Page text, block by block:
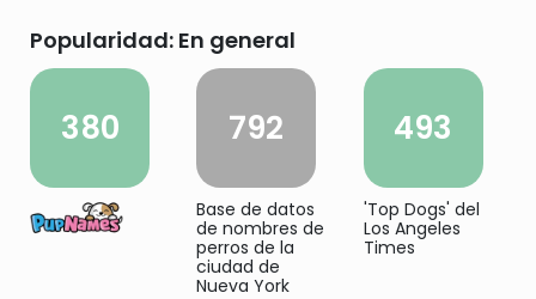
Popularidad: En general
380 792
Base de datos
de nombres de
perros de la
ciudad de
Nueva York
493
'Top Dogs' del
Los Angeles
Times